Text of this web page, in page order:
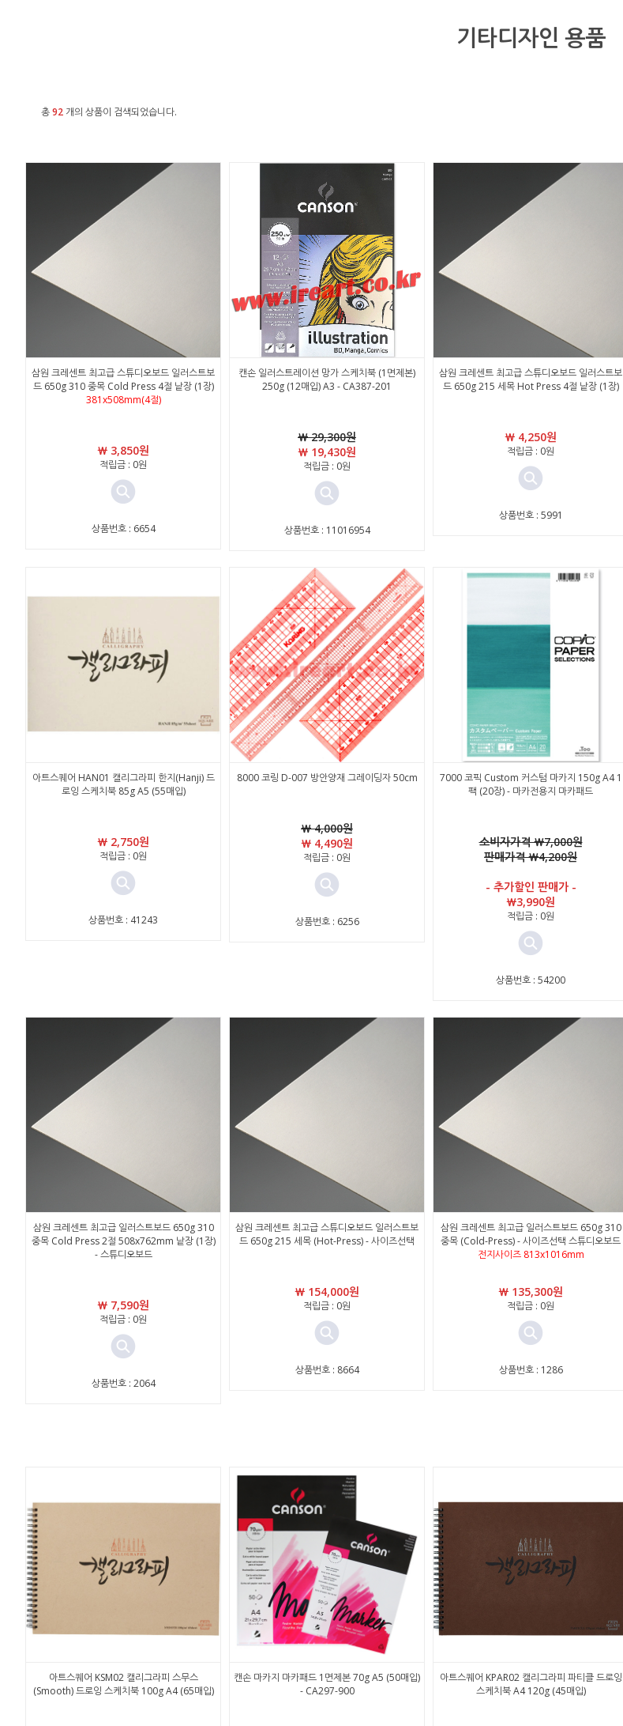
기타디자인 용품
총92 개의 상품이 검색되었습니다.
삼원 크레센트 최고급 스튜디오보드 일러스트보
드 650g 310 중목 Cold Press 4절 낱장 (1장)
381x508mm(4절)
￦ 3,850원
적립금 : 0원
상품번호 : 6654
캔손 일러스트레이션 망가 스케치북 (1면제본)
250g (12매입) A3 - CA387-201
￦ 29,300원
￦ 19,430원
적립금 : 0원
상품번호 : 11016954
삼원 크레센트 최고급 스튜디오보드 일러스트보
드 650g 215 세목 Hot Press 4절 낱장 (1장)
￦ 4,250원
적립금 : 0원
상품번호 : 5991
아트스퀘어 HAN01 캘리그라피 한지(Hanji) 드
로잉 스케치북 85g A5 (55매입)
￦ 2,750원
적립금 : 0원
상품번호 : 41243
8000 코링 D-007 방안양재 그레이딩자 50cm
￦ 4,000원
￦ 4,490원
적립금 : 0원
상품번호 : 6256
7000 코픽 Custom 커스텀 마카지 150g A4 1
팩 (20장) - 마카전용지 마카패드
소비자가격 ￦7,000원
판매가격 ￦4,200원
- 추가할인 판매가 -
￦3,990원
적립금 : 0원
상품번호 : 54200
삼원 크레센트 최고급 일러스트보드 650g 310
중목 Cold Press 2절 508x762mm 낱장 (1장)
- 스튜디오보드
￦ 7,590원
적립금 : 0원
상품번호 : 2064
삼원 크레센트 최고급 스튜디오보드 일러스트보
드 650g 215 세목 (Hot-Press) - 사이즈선택
￦ 154,000원
적립금 : 0원
상품번호 : 8664
삼원 크레센트 최고급 일러스트보드 650g 310
중목 (Cold-Press) - 사이즈선택 스튜디오보드
전지사이즈 813x1016mm
￦ 135,300원
적립금 : 0원
상품번호 : 1286
아트스퀘어 KSM02 캘리그라피 스무스
(Smooth) 드로잉 스케치북 100g A4 (65매입)
캔손 마카지 마카패드 1면제본 70g A5 (50매입)
- CA297-900
아트스퀘어 KPAR02 캘리그라피 파티클 드로잉
스케치북 A4 120g (45매입)